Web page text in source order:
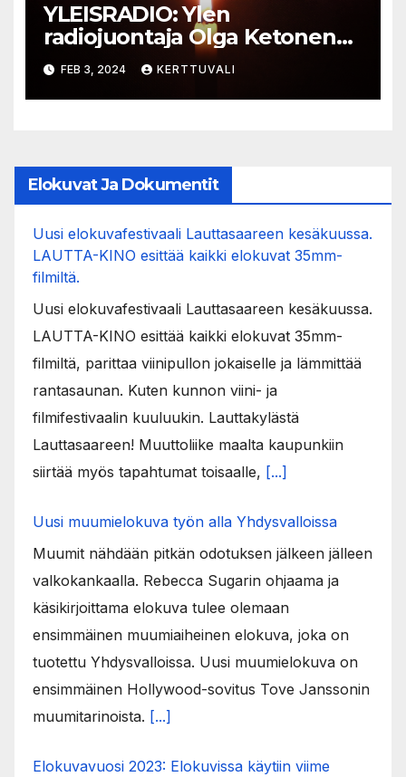
YLEISRADIO: Ylen
radiojuontaja Olga Ketonen
on kuollut
FEB 3, 2024 KERTTUVALI
Elokuvat Ja Dokumentit
Uusi elokuvafestivaali Lauttasaareen kesäkuussa.
LAUTTA-KINO esittää kaikki elokuvat 35mm-
filmiltä.
Uusi elokuvafestivaali Lauttasaareen kesäkuussa.
LAUTTA-KINO esittää kaikki elokuvat 35mm-
filmiltä, parittaa viinipullon jokaiselle ja lämmittää
rantasaunan. Kuten kunnon viini- ja
filmifestivaalin kuuluukin. Lauttakylästä
Lauttasaareen! Muuttoliike maalta kaupunkiin
siirtää myös tapahtumat toisaalle, [...]
Uusi muumielokuva työn alla Yhdysvalloissa
Muumit nähdään pitkän odotuksen jälkeen jälleen
valkokankaalla. Rebecca Sugarin ohjaama ja
käsikirjoittama elokuva tulee olemaan
ensimmäinen muumiaiheinen elokuva, joka on
tuotettu Yhdysvalloissa. Uusi muumielokuva on
ensimmäinen Hollywood-sovitus Tove Janssonin
muumitarinoista. [...]
Elokuvavuosi 2023: Elokuvissa käytiin viime